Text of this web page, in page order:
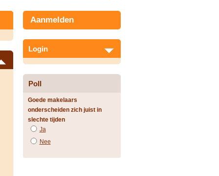
Aanmelden
Login
Poll
Goede makelaars
onderscheiden zich juist in
slechte tijden
Ja
Nee